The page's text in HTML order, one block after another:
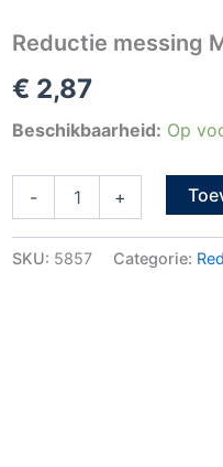
Reductie messing
€ 2,87
Beschikbaarheid: Op
-
Reductie
M/V
4/4"
x
aantal
+
SKU: 5857 Categorie: